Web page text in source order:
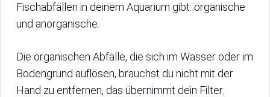
Fischabfällen in deinem Aquarium gibt: organische
und anorganische.
Die organischen Abfälle, die sich im Wasser oder im
Bodengrund auflösen, brauchst du nicht mit der
Hand zu entfernen, das übernimmt dein Filter.